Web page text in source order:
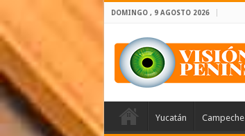
DOMINGO , 9 AGOSTO 2026
Yucatán Campeche